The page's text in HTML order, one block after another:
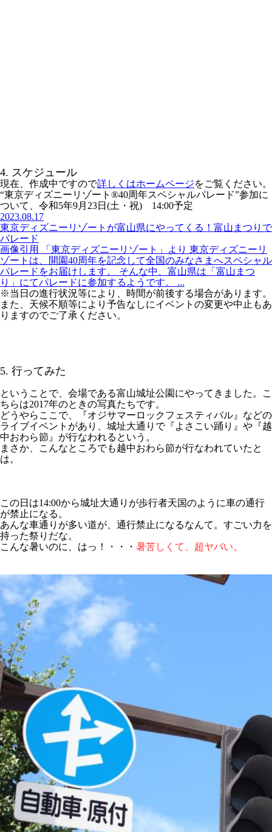
4. スケジュール
現在、作成中ですので詳しくはホームページをご覧ください。
“東京ディズニーリゾート®40周年スペシャルパレード”参加に
ついて、令和5年9月23日(土・祝) 14:00予定
2023.08.17
東京ディズニーリゾートが富山県にやってくる！富山まつりで
パレード
画像引用 「東京ディズニーリゾート」より 東京ディズニーリ
ゾートは、開園40周年を記念して全国のみなさまへスペシャル
パレードをお届けします。 そんな中、富山県は「富山まつ
り」にてパレードに参加するようです。 ...
※当日の進行状況等により、時間が前後する場合があります。
また、天候不順等により予告なしにイベントの変更や中止もあ
りますのでご了承ください。
5. 行ってみた
ということで、会場である富山城址公園にやってきました。こ
ちらは2017年のときの写真たちです。
どうやらここで、『オジサマーロックフェスティバル』などの
ライブイベントがあり、城址大通りで『よさこい踊り』や『越
中おわら節』が行なわれるという。
まさか、こんなところでも越中おわら節が行なわれていたと
は。
この日は14:00から城址大通りが歩行者天国のように車の通行
が禁止になる。
あんな車通りが多い道が、通行禁止になるなんて。すごい力を
持った祭りだな。
こんな暑いのに、はっ！・・・ 暑苦しくて、超ヤバい。